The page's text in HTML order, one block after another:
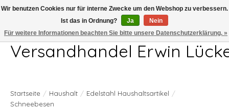
Telefon 04407 715872 MO-DO 7.00-17.00Uhr FR 7.00-13.00Uhr
Versandhandel Erwin
Startseite / Haushalt / Edelstahl Haushaltsartikel /
Schneebesen
Wir benutzen Cookies nur für interne Zwecke um den Webshop zu verbessern.
Ist das in Ordnung?
Ja
Nein
Für weitere Informationen beachten Sie bitte unsere Datenschutzerklärung. »